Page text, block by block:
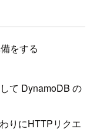
をする
て DynamoDB の
りにHTTPリクエ